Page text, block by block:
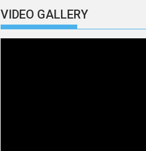
VIDEO GALLERY